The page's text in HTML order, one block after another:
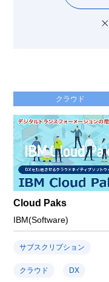
クラウド
Cloud Paks
IBM(Software)
サブスクリプション
クラウド DX